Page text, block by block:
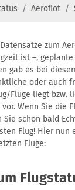
Aeroflot
zum
ist –,
gab es bei
oder auch
Flüge liegt bzw.
Wenn Sie die
schon bald
Flug! Hier
Flüge: